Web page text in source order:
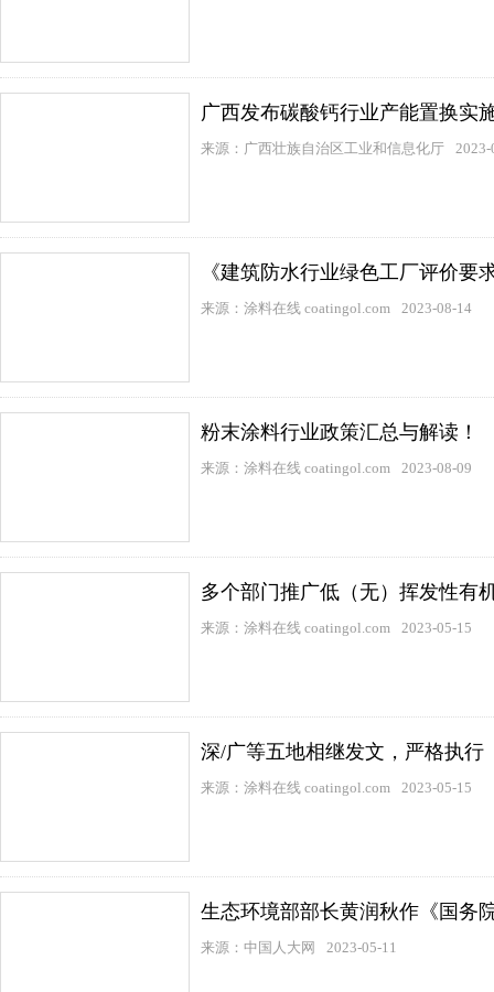
广西发布碳酸钙行业产能置换实
来源：广西壮族自治区工业和信息化厅 2023-
《建筑防水行业绿色工厂评价要
来源：涂料在线 coatingol.com 2023-08-14
粉末涂料行业政策汇总与解读！
来源：涂料在线 coatingol.com 2023-08-09
多个部门推广低（无）挥发性有
来源：涂料在线 coatingol.com 2023-05-15
深/广等五地相继发文，严格执行
来源：涂料在线 coatingol.com 2023-05-15
生态环境部部长黄润秋作《国务
来源：中国人大网 2023-05-11